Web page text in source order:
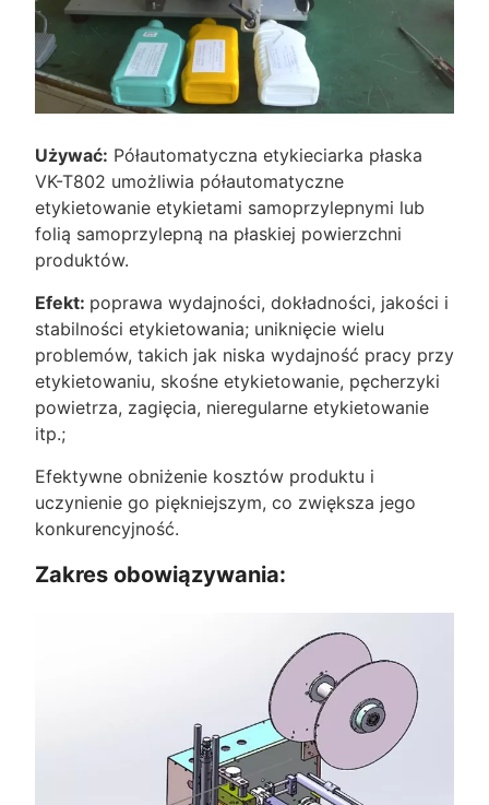
Używać: Półautomatyczna etykieciarka płaska
VK-T802 umożliwia półautomatyczne
etykietowanie etykietami samoprzylepnymi lub
folią samoprzylepną na płaskiej powierzchni
produktów.
Efekt: poprawa wydajności, dokładności, jakości i
stabilności etykietowania; uniknięcie wielu
problemów, takich jak niska wydajność pracy przy
etykietowaniu, skośne etykietowanie, pęcherzyki
powietrza, zagięcia, nieregularne etykietowanie
itp.;
Efektywne obniżenie kosztów produktu i
uczynienie go piękniejszym, co zwiększa jego
konkurencyjność.
Zakres obowiązywania: